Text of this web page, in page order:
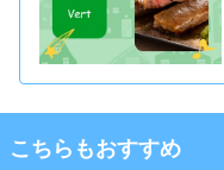
こちらもおすすめ